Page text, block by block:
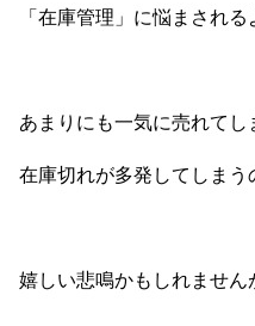
「在庫管理」に悩まされる
あまりにも一気に売れてし
在庫切れが多発してしまう
嬉しい悲鳴かもしれませ